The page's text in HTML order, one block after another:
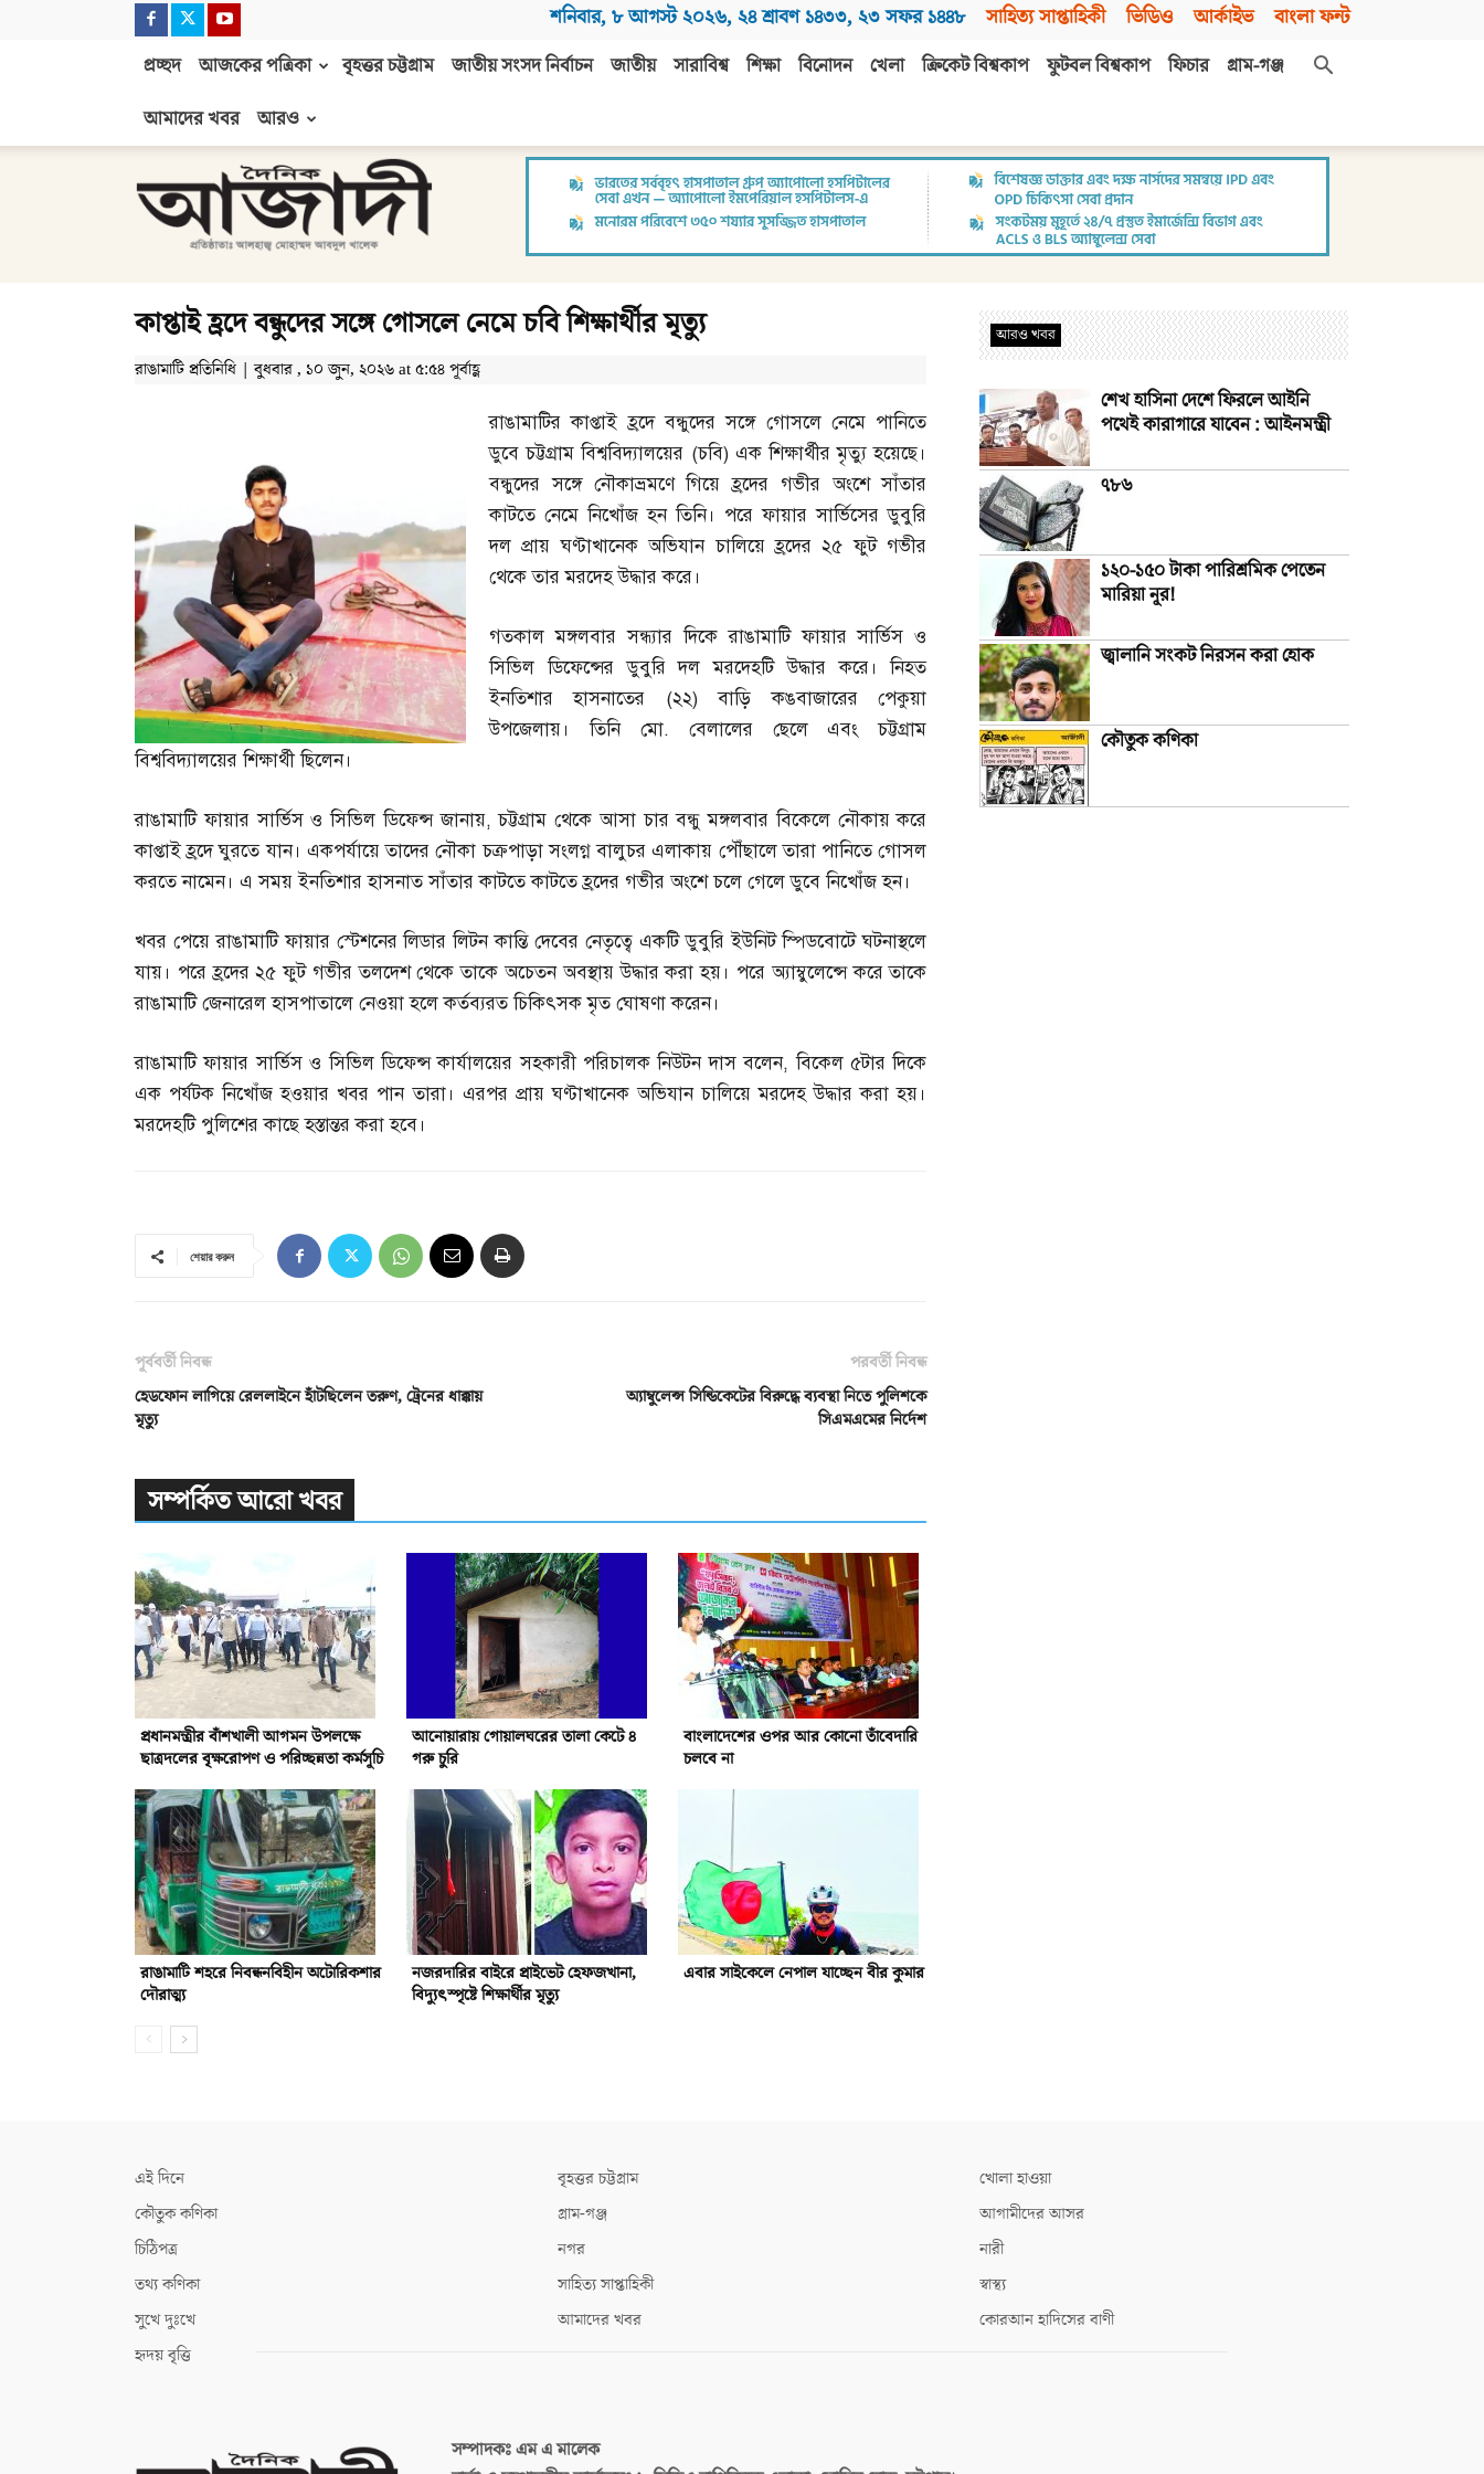
শনিবার, ৮ আগস্ট ২০২৬, ২৪ শ্রাবণ ১৪৩৩, ২৩ সফর ১৪৪৮ সাহিত্য সাপ্তাহিকী ভিডিও আর্কাইভ বাংলা ফন্ট
প্রচ্ছদ আজকের পত্রিকা বৃহত্তর চট্টগ্রাম জাতীয় সংসদ নির্বাচন জাতীয় সারাবিশ্ব শিক্ষা বিনোদন খেলা ক্রিকেট বিশ্বকাপ ফুটবল বিশ্বকাপ ফিচার
গ্রাম-গঞ্জ
আমাদের খবর
আরও
আজাদী
কাপ্তাই হ্রদে বন্ধুদের সঙ্গে গোসলে নেমে চবি শিক্ষার্থীর মৃত্যু
রাঙামাটি প্রতিনিধি | বুধবার , ১০ জুন, ২০২৬ at ৫:৫৪ পূর্বাহ্ণ
রাঙামাটির কাপ্তাই হ্রদে বন্ধুদের সঙ্গে গোসলে নেমে পানিতে
ডুবে চট্টগ্রাম বিশ্ববিদ্যালয়ের (চবি) এক শিক্ষার্থীর মৃত্যু হয়েছে।
বন্ধুদের সঙ্গে নৌকাভ্রমণে গিয়ে হ্রদের গভীর অংশে সাঁতার
কাটতে নেমে নিখোঁজ হন তিনি। পরে ফায়ার সার্ভিসের ডুবুরি
দল প্রায় ঘণ্টাখানেক অভিযান চালিয়ে হ্রদের ২৫ ফুট গভীর
থেকে তার মরদেহ উদ্ধার করে।
গতকাল মঙ্গলবার সন্ধ্যার দিকে রাঙামাটি ফায়ার সার্ভিস ও
সিভিল ডিফেন্সের ডুবুরি দল মরদেহটি উদ্ধার করে। নিহত
ইনতিশার হাসনাতের (২২)বাড়ি কঙবাজারের পেকুয়া
উপজেলায়। তিনি মো. বেলালের ছেলে এবং চট্টগ্রাম
বিশ্ববিদ্যালয়ের শিক্ষার্থী ছিলেন।
রাঙামাটি ফায়ার সার্ভিস ও সিভিল ডিফেন্স জানায়,চট্টগ্রাম থেকে আসা চার বন্ধু মঙ্গলবার বিকেলে নৌকায় করে
কাপ্তাই হ্রদে ঘুরতে যান। একপর্যায়ে তাদের নৌকা চক্রপাড়া সংলগ্ন বালুচর এলাকায় পৌঁছালে তারা পানিতে গোসল
করতে নামেন। এ সময় ইনতিশার হাসনাত সাঁতার কাটতে কাটতে হ্রদের গভীর অংশে চলে গেলে ডুবে নিখোঁজ হন।
খবর পেয়ে রাঙামাটি ফায়ার স্টেশনের লিডার লিটন কান্তি দেবের নেতৃত্বে একটি ডুবুরি ইউনিট স্পিডবোটে ঘটনাস্থলে
যায়। পরে হ্রদের ২৫ ফুট গভীর তলদেশ থেকে তাকে অচেতন অবস্থায় উদ্ধার করা হয়। পরে অ্যাম্বুলেন্সে করে তাকে
রাঙামাটি জেনারেল হাসপাতালে নেওয়া হলে কর্তব্যরত চিকিৎসক মৃত ঘোষণা করেন।
রাঙামাটি ফায়ার সার্ভিস ও সিভিল ডিফেন্স কার্যালয়ের সহকারী পরিচালক নিউটন দাস বলেন,বিকেল ৫টার দিকে
এক পর্যটক নিখোঁজ হওয়ার খবর পান তারা। এরপর প্রায় ঘণ্টাখানেক অভিযান চালিয়ে মরদেহ উদ্ধার করা হয়।
মরদেহটি পুলিশের কাছে হস্তান্তর করা হবে।
শেয়ার করুন
পূর্ববর্তী নিবন্ধ
হেডফোন লাগিয়ে রেললাইনে হাঁটছিলেন তরুণ, ট্রেনের ধাক্কায়
মৃত্যু
পরবর্তী নিবন্ধ
অ্যাম্বুলেন্স সিন্ডিকেটের বিরুদ্ধে ব্যবস্থা নিতে পুলিশকে
সিএমএমের নির্দেশ
সম্পর্কিত আরো খবর
প্রধানমন্ত্রীর বাঁশখালী আগমন উপলক্ষে
ছাত্রদলের বৃক্ষরোপণ ও পরিচ্ছন্নতা কর্মসূচি
আনোয়ারায় গোয়ালঘরের তালা কেটে ৪
গরু চুরি
বাংলাদেশের ওপর আর কোনো তাঁবেদারি
চলবে না
রাঙামাটি শহরে নিবন্ধনবিহীন অটোরিকশার
দৌরাত্ম্য
নজরদারির বাইরে প্রাইভেট হেফজখানা,
বিদ্যুৎস্পৃষ্টে শিক্ষার্থীর মৃত্যু
এবার সাইকেলে নেপাল যাচ্ছেন বীর কুমার
আরও খবর
শেখ হাসিনা দেশে ফিরলে আইনি
পথেই কারাগারে যাবেন : আইনমন্ত্রী
৭৮৬
১২০-১৫০ টাকা পারিশ্রমিক পেতেন
মারিয়া নূর!
জ্বালানি সংকট নিরসন করা হোক
কৌতুক কণিকা
এই দিনে
কৌতুক কণিকা
চিঠিপত্র
তথ্য কণিকা
সুখে দুঃখে
হৃদয় বৃত্তি
বৃহত্তর চট্টগ্রাম
গ্রাম-গঞ্জ
নগর
সাহিত্য সাপ্তাহিকী
আমাদের খবর
খোলা হাওয়া
আগামীদের আসর
নারী
স্বাস্থ্য
কোরআন হাদিসের বাণী
সম্পাদকঃএম এ মালেক